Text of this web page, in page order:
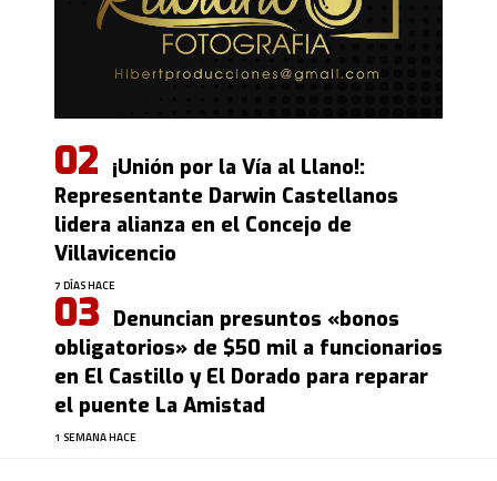
¡Unión por la Vía al Llano!:
Representante Darwin Castellanos
lidera alianza en el Concejo de
Villavicencio
7 DÍAS HACE
Denuncian presuntos «bonos
obligatorios» de $50 mil a funcionarios
en El Castillo y El Dorado para reparar
el puente La Amistad
1 SEMANA HACE